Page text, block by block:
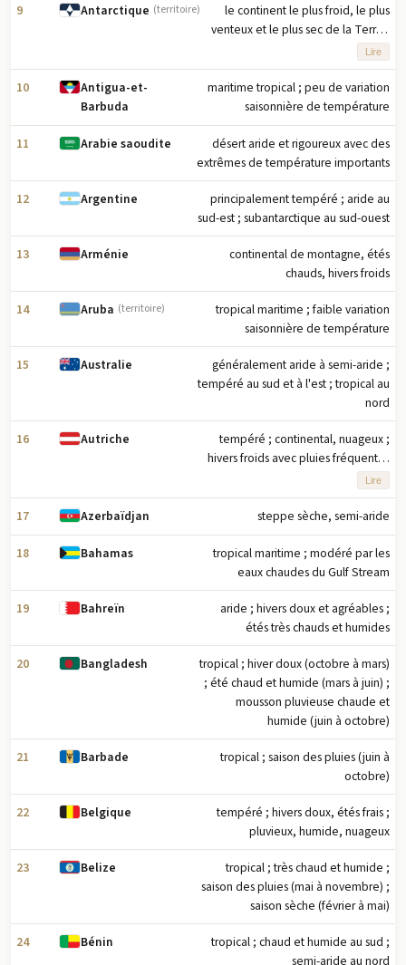
9 Antarctique (territoire)
le continent le plus froid, le plus
venteux et le plus sec de la Terre ;
les températures basses sévères
varient selon la latitude, l'altitude et
la distance de l'océan ; l'Antarctique
oriental est plus froid que
l'Antarctique occidental en raison de
son altitude plus élevée ; la
péninsule Antarctique a le climat le
plus modéré ; des températures plus
élevées se produisent en janvier le
long de la côte et sont en moyenne
légèrement en dessous de zéro ; les
étés sont caractérisés par une
lumière du jour continue, tandis que
les hivers apportent une obscurité
continue ; une haute pression
persistante sur l'intérieur apporte de
l'air sec et descendant qui se traduit
par très peu de couverture nuageuse
Lire
10
Antigua-et-
Barbuda
maritime tropical ; peu de variation
saisonnière de température
11 Arabie saoudite
désert aride et rigoureux avec des
extrêmes de température importants
12 Argentine
principalement tempéré ; aride au
sud-est ; subantarctique au sud-ouest
13 Arménie
continental de montagne, étés
chauds, hivers froids
14 Aruba (territoire)
tropical maritime ; faible variation
saisonnière de température
15 Australie
généralement aride à semi-aride ;
tempéré au sud et à l'est ; tropical au
nord
16 Autriche
tempéré ; continental, nuageux ;
hivers froids avec pluies fréquentes
et quelques chutes de neige dans les
plaines et neige dans les montagnes
; étés modérés avec averses
occasionnelles
Lire
17 Azerbaïdjan steppe sèche, semi-aride
18 Bahamas
tropical maritime ; modéré par les
eaux chaudes du Gulf Stream
19 Bahreïn
aride ; hivers doux et agréables ;
étés très chauds et humides
20 Bangladesh
tropical ; hiver doux (octobre à mars)
; été chaud et humide (mars à juin) ;
mousson pluvieuse chaude et
humide (juin à octobre)
21 Barbade
tropical ; saison des pluies (juin à
octobre)
22 Belgique
tempéré ; hivers doux, étés frais ;
pluvieux, humide, nuageux
23 Belize
tropical ; très chaud et humide ;
saison des pluies (mai à novembre) ;
saison sèche (février à mai)
24 Bénin
tropical ; chaud et humide au sud ;
semi-aride au nord